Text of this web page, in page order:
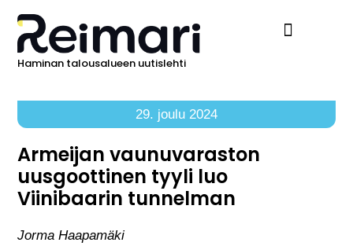
Haminan talousalueen uutislehti
29. joulu 2024
Armeijan vaunuvaraston
uusgoottinen tyyli luo
Viinibaarin tunnelman
Jorma Haapamäki